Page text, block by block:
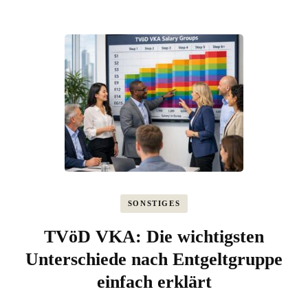
SONSTIGES
TVöD VKA: Die wichtigsten
Unterschiede nach Entgeltgruppe
einfach erklärt